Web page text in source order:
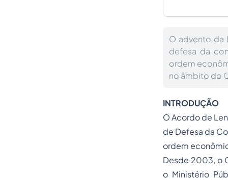
O advento da
defesa da
ordem
no âmbito do
INTRODUÇÃO
O Acordo de
de Defesa da
ordem
Desde 2003, o
o Ministério